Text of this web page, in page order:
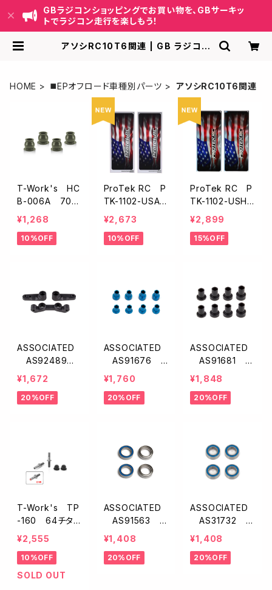
GBラジコンショッピングでお買い物を、GBサーキッ
トでラジコン走行を楽しもう！
アソシRC10T6関連 | GB ラジコン
HOME
◼️EPオフロード車種別パーツ アソシRC10T6関連
T-Work's HC
B-006A 707
5アルミ製ショッ
クピボットボー
ル【アソシB6.4/
¥1,268
10%OFF
ProTek RC P
TK-1102-USA
ProTek RC
シャーシプロテ
クター【USA/フ
¥2,673
10%OFF
ProTek RC P
TK-1102-USHA
LO ProTek R
Cシャーシプロ
テクター【USA
枚入】
¥2,899
15%OFF
ASSOCIATED
AS92489 F
T ステアリング
ベルクランク・ラ
ックセット・カー
¥1,672
20%OFF
ASSOCIATED
AS91676
キャスターハット
ブッシング【B6
系/B7系】
¥1,760
20%OFF
ASSOCIATED
AS91681 キ
ャスターブロック
ハットブッシン
グ・0.5/1.5/2.5
¥1,848
20%OFF
T-Work's TP
-160 64チタン
製ロアショック
スクリュー【1/10
オフ用/2本入】
¥2,555
10%OFF
SOLD OUT
ASSOCIATED
AS91563 F
T ベアリング【10
x15x4mm・4ケ
入】
¥1,408
20%OFF
ASSOCIATED
AS31732 F
T ベアリング【4
x7x2.5mm・4ケ
入】
¥1,408
20%OFF